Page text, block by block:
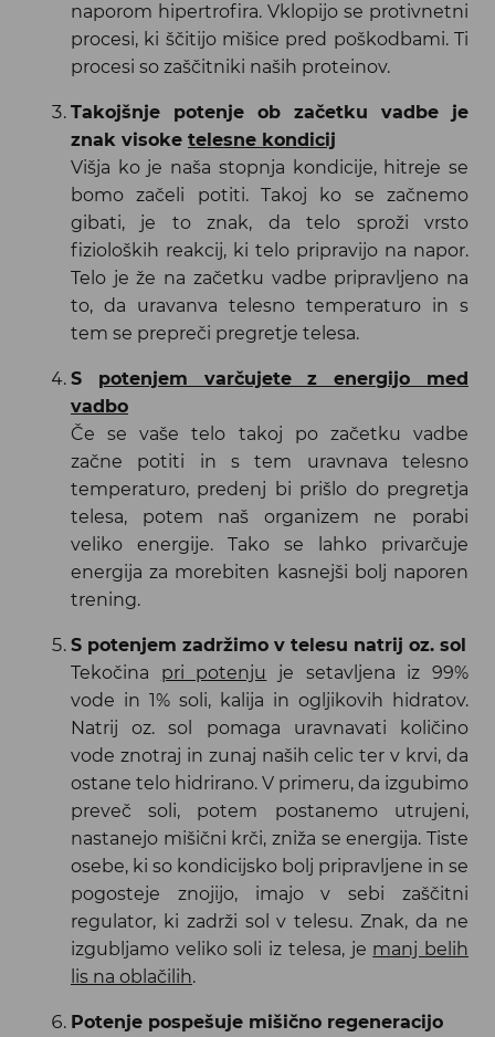
naporom hipertrofira. Vklopijo se protivnetni
procesi, ki ščitijo mišice pred poškodbami. Ti
procesi so zaščitniki naših proteinov.
Takojšnje potenje ob začetku vadbe je
znak visoke telesne kondicij
Višja ko je naša stopnja kondicije, hitreje se
bomo začeli potiti. Takoj ko se začnemo
gibati, je to znak, da telo sproži vrsto
fizioloških reakcij, ki telo pripravijo na napor.
Telo je že na začetku vadbe pripravljeno na
to, da uravanva telesno temperaturo in s
tem se prepreči pregretje telesa.
S potenjem varčujete z energijo med
vadbo
Če se vaše telo takoj po začetku vadbe
začne potiti in s tem uravnava telesno
temperaturo, predenj bi prišlo do pregretja
telesa, potem naš organizem ne porabi
veliko energije. Tako se lahko privarčuje
energija za morebiten kasnejši bolj naporen
trening.
S potenjem zadržimo v telesu natrij oz. sol
Tekočina pri potenju je setavljena iz 99%
vode in 1% soli, kalija in ogljikovih hidratov.
Natrij oz. sol pomaga uravnavati količino
vode znotraj in zunaj naših celic ter v krvi, da
ostane telo hidrirano. V primeru, da izgubimo
preveč soli, potem postanemo utrujeni,
nastanejo mišični krči, zniža se energija. Tiste
osebe, ki so kondicijsko bolj pripravljene in se
pogosteje znojijo, imajo v sebi zaščitni
regulator, ki zadrži sol v telesu. Znak, da ne
izgubljamo veliko soli iz telesa, je manj belih
lis na oblačilih.
Potenje pospešuje mišično regeneracijo